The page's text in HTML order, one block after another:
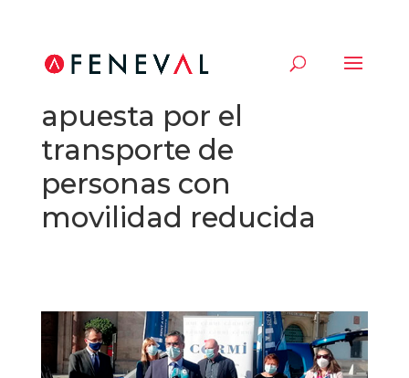
DFM Rent a Car
apuesta por el
transporte de
personas con
movilidad reducida